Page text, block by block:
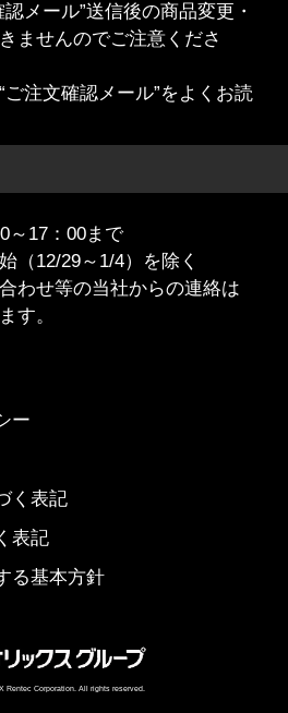
メール”送信後の商品変更・
ませんのでご注意くださ
注文確認メール”をよくお読
～17：00まで
（12/29～1/4）を除く
わせ等の当社からの連絡は
す。
ー
く表記
表記
る基本方針
Rentec Corporation. All rights reserved.